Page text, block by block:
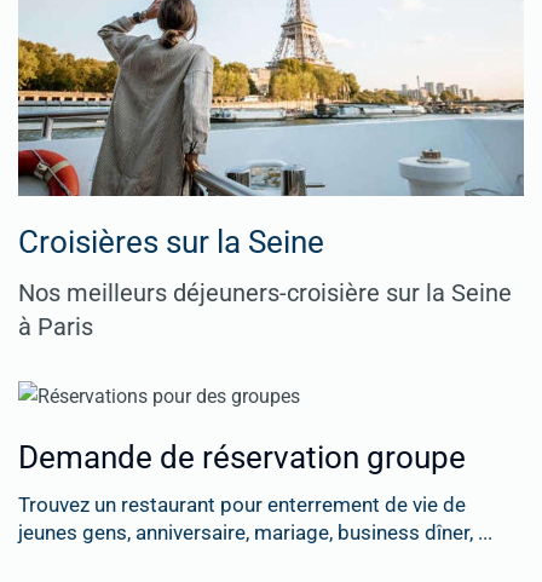
Croisières sur la Seine
Nos meilleurs déjeuners-croisière sur la Seine
à Paris
Demande de réservation groupe
Trouvez un restaurant pour enterrement de vie de
jeunes gens, anniversaire, mariage, business dîner, ...